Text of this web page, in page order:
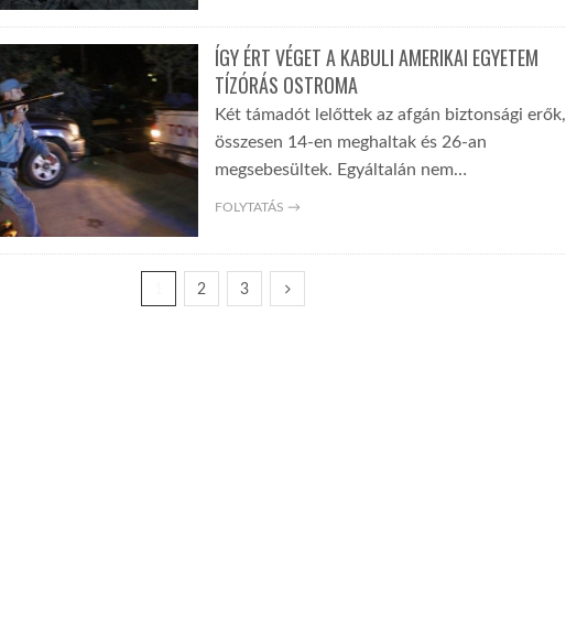
ÍGY ÉRT VÉGET A KABULI AMERIKAI EGYETEM
TÍZÓRÁS OSTROMA
Két támadót lelőttek az afgán biztonsági erők,
összesen 14-en meghaltak és 26-an
megsebesültek. Egyáltalán nem…
FOLYTATÁS →
2 3